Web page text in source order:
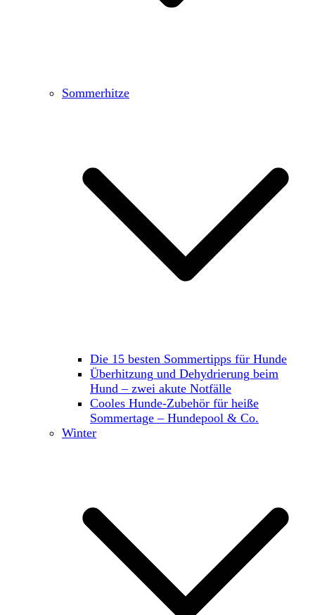
Sommerhitze
Die 15 besten Sommertipps für Hunde
Überhitzung und Dehydrierung beim
Hund – zwei akute Notfälle
Cooles Hunde-Zubehör für heiße
Sommertage – Hundepool & Co.
Winter